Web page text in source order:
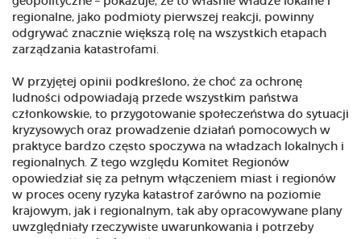
regionalne, jako podmioty pierwszej reakcji, powinny
odgrywać znacznie większą rolę na wszystkich etapach
zarządzania katastrofami.
W przyjętej opinii podkreślono, że choć za ochronę
ludności odpowiadają przede wszystkim państwa
członkowskie, to przygotowanie społeczeństwa do sytuacji
kryzysowych oraz prowadzenie działań pomocowych w
praktyce bardzo często spoczywa na władzach lokalnych i
regionalnych. Z tego względu Komitet Regionów
opowiedział się za pełnym włączeniem miast i regionów
w proces oceny ryzyka katastrof zarówno na poziomie
krajowym, jak i regionalnym, tak aby opracowywane plany
uwzględniały rzeczywiste uwarunkowania i potrzeby